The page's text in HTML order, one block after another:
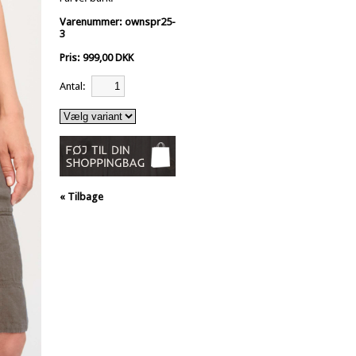
Varenummer: ownspr25-
3
Pris: 999,00 DKK
Antal:
« Tilbage